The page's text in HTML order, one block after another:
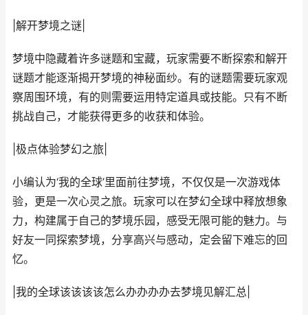
|解开梦境之谜|
梦境中隐藏着许多谜题和宝藏，玩家需要不断探索和解开
谜题才能逐渐揭开梦境的神秘面纱。有的谜题需要玩家观
察周围环境，有的则需要运用特定道具或技能。只有不断
挑战自己，才能获得更多的收获和体验。
|极点体验梦幻之旅|
小编认为‘我的全球’里面前往梦境，不仅仅是一次游戏体
验，更是一次心灵之旅。玩家可以在梦幻全球中释放想象
力，构建属于自己的梦境乐园，感受无限可能的魅力。与
好友一同探索梦境，分享高兴与感动，定会留下难忘的回
忆。
|我的全球该该该该怎么办办办办去梦境见解汇总|